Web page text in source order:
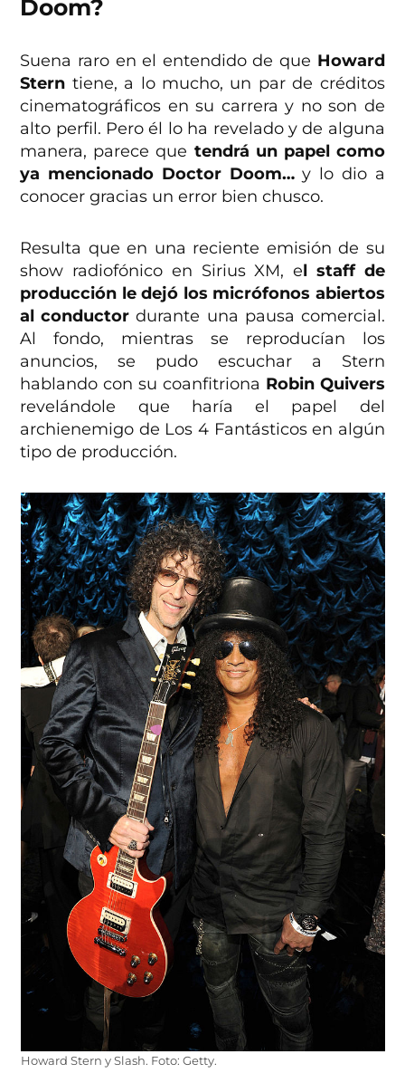
Doom?
Suena raro en el entendido de que Howard
Stern tiene, a lo mucho, un par de créditos
cinematográficos en su carrera y no son de
alto perfil. Pero él lo ha revelado y de alguna
manera, parece que tendrá un papel como
ya mencionado Doctor Doom…y lo dio a
conocer gracias un error bien chusco.
Resulta que en una reciente emisión de su
show radiofónico en Sirius XM, el staff de
producción le dejó los micrófonos abiertos
al conductor durante una pausa comercial.
Al fondo, mientras se reproducían los
anuncios, se pudo escuchar a Stern
hablando con su coanfitriona Robin Quivers
revelándole que haría el papel del
archienemigo de Los 4 Fantásticos en algún
tipo de producción.
Howard Stern y Slash. Foto: Getty.